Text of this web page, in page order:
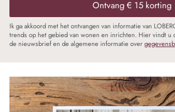
Ontvang € 15 korting
Ik ga akkoord met het ontvangen van informatie van
trends op het gebied van wonen en inrichten. Hier vindt u
de nieuwsbrief en de algemene informatie over